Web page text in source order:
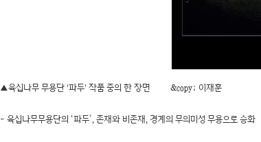
▲육십나무 무용단 '파두' 작품 중의 한 장면 &copy; 이재훈
- 육십나무무용단의 ‘파두’, 존재와 비존재, 경계의 무의미성 무용으로 승화